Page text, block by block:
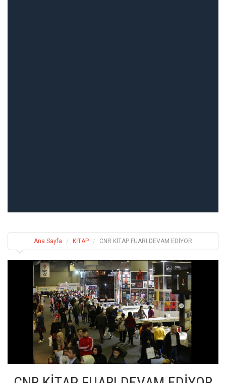
Ana Sayfa KİTAP CNR KİTAP FUARI DEVAM EDİYOR